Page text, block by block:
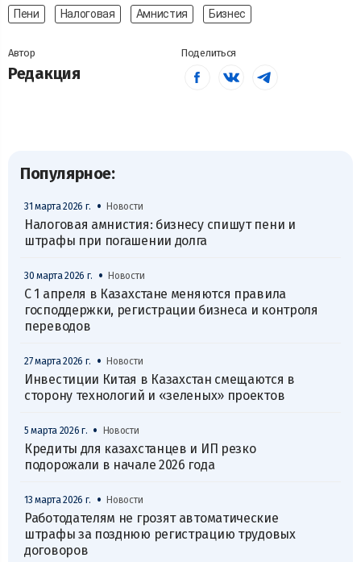
Пени Налоговая Амнистия Бизнес
Автор
Редакция
Поделиться
Популярное:
31 марта 2026 г. • Новости
Налоговая амнистия: бизнесу спишут пени и
штрафы при погашении долга
30 марта 2026 г. • Новости
С 1 апреля в Казахстане меняются правила
господдержки, регистрации бизнеса и контроля
переводов
27 марта 2026 г. • Новости
Инвестиции Китая в Казахстан смещаются в
сторону технологий и «зеленых» проектов
5 марта 2026 г. • Новости
Кредиты для казахстанцев и ИП резко
подорожали в начале 2026 года
13 марта 2026 г. • Новости
Работодателям не грозят автоматические
штрафы за позднюю регистрацию трудовых
договоров